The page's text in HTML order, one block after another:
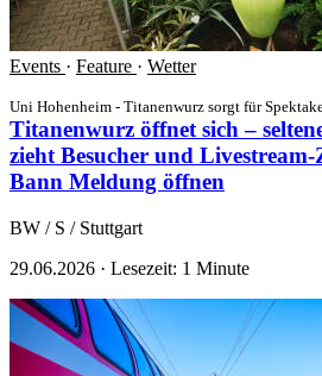
Events · Feature · Wetter
Uni Hohenheim - Titanenwurz sorgt für
Titanenwurz öffnet sich –
zieht Besucher und
Bann Meldung öffnen
BW / S / Stuttgart
29.06.2026 · Lesezeit: 1 Minute